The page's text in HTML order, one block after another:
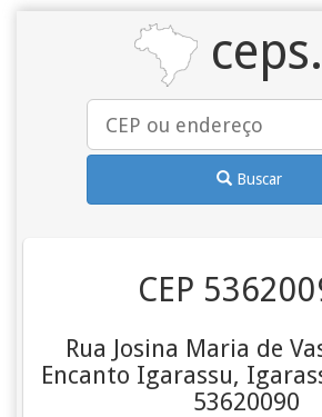
Buscar
CEP
Rua Josina Maria de
Encanto Igarassu,
53620090